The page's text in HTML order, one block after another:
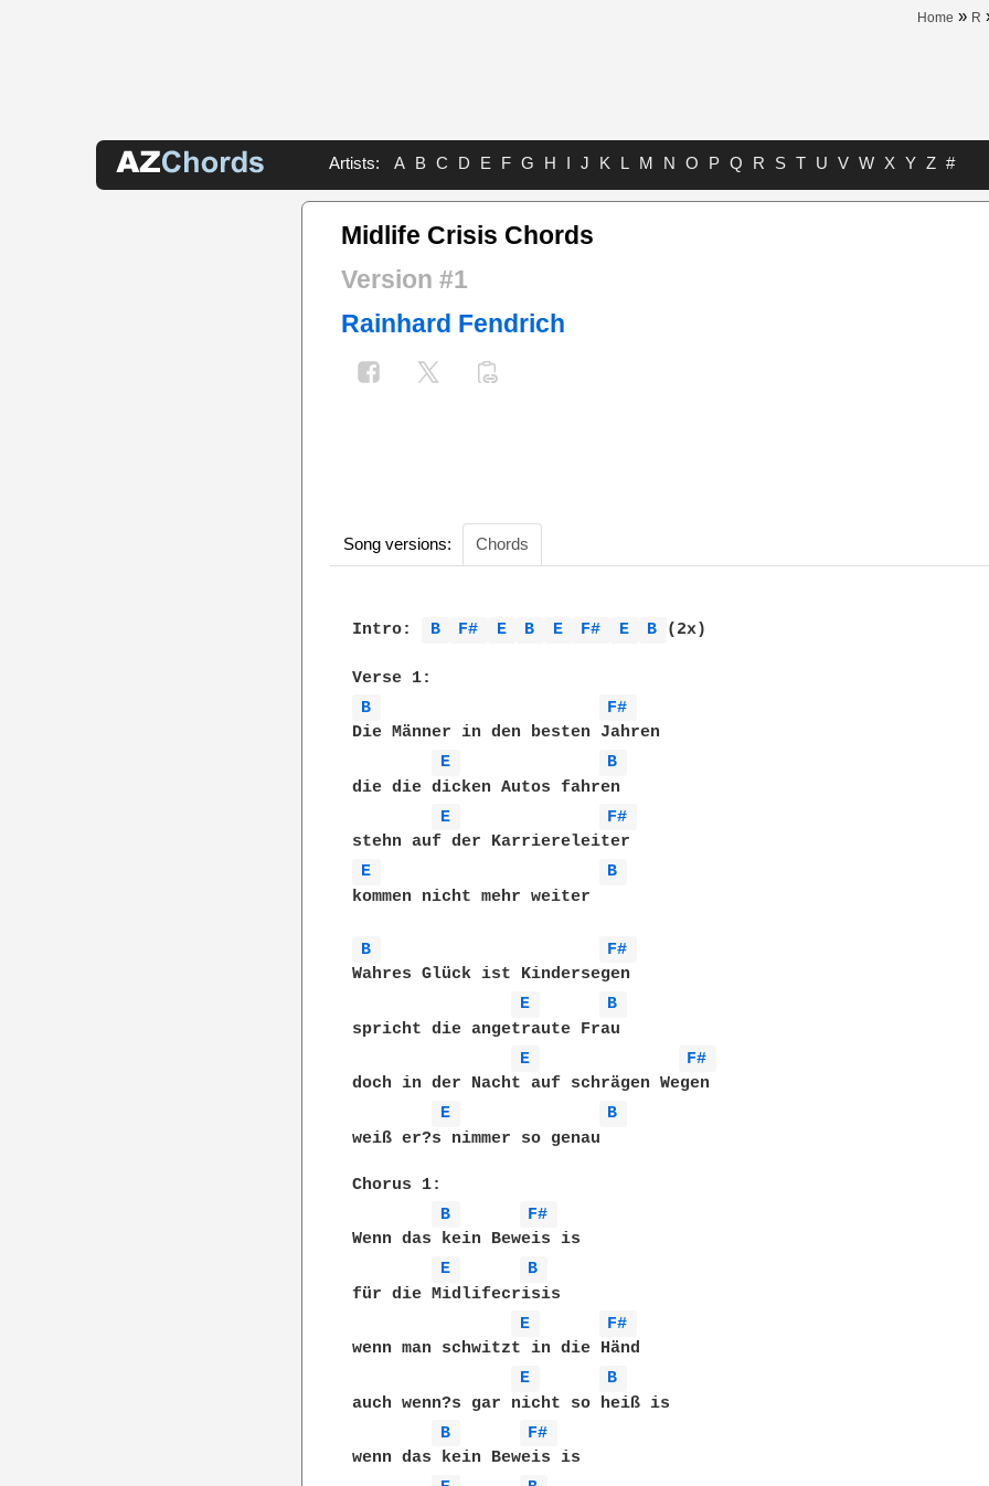
Home » R
Artists: A B C D E F G H I J K L M N O P Q R S T U V W X Y Z #
Midlife Crisis Chords
Version #1
Rainhard Fendrich
Song versions: Chords
Intro: B F# E B E F# E B (2x)
B
F#
Die Männer in den besten Jahren
E
B
die die dicken Autos fahren
E
F#
E
B
kommen nicht mehr weiter
B
F#
Wahres Glück ist Kindersegen
E
B
spricht die angetraute Frau
E
F#
doch in der Nacht auf schrägen Wegen
E
B
weiß er?s nimmer so genau
Chorus 1:
B
F#
Wenn das kein Beweis is
E
B
für die Midlifecrisis
E
F#
wenn man schwitzt in die Händ
E
B
auch wenn?s gar nicht so heiß is
B
F#
wenn das kein Beweis is